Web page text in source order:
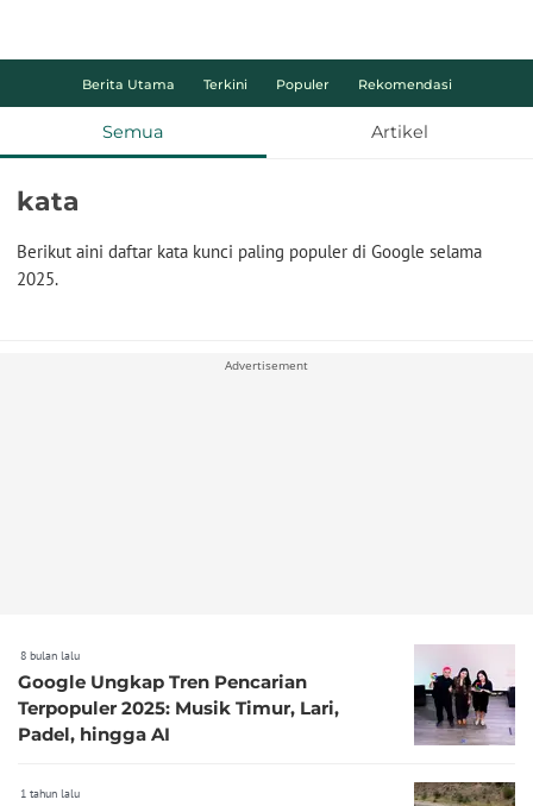
Berita Utama Terkini Populer Rekomendasi
Semua Artikel
kata
Berikut aini daftar kata kunci paling populer di Google selama
2025.
Advertisement
8 bulan lalu
Google Ungkap Tren Pencarian
Terpopuler 2025: Musik Timur, Lari,
Padel, hingga AI
1 tahun lalu